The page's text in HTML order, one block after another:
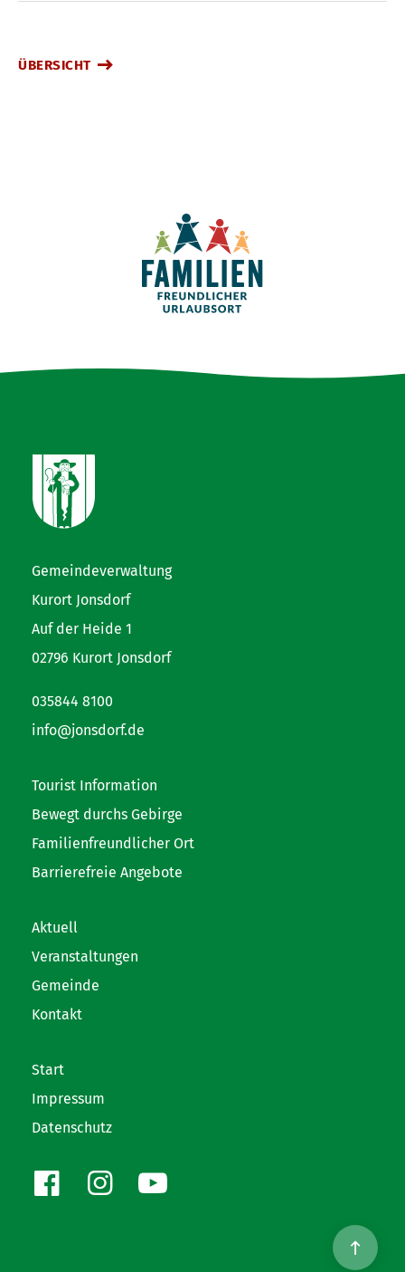
ÜBERSICHT
Gemeindeverwaltung
Kurort Jonsdorf
Auf der Heide 1
02796 Kurort Jonsdorf
035844 8100
info@jonsdorf.de
Tourist Information
Bewegt durchs Gebirge
Familienfreundlicher Ort
Barrierefreie Angebote
Aktuell
Veranstaltungen
Gemeinde
Kontakt
Start
Impressum
Datenschutz
FacebookInstagram